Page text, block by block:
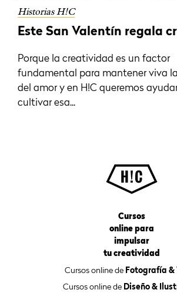
Historias H!C
Este San Valentín regala
Porque la creatividad es un factor
fundamental para mantener viva
del amor y en H!C queremos
cultivar esa...
Cursos
online para
impulsar
tu creatividad
Cursos online de Fotografía &
Cursos online de Diseño &